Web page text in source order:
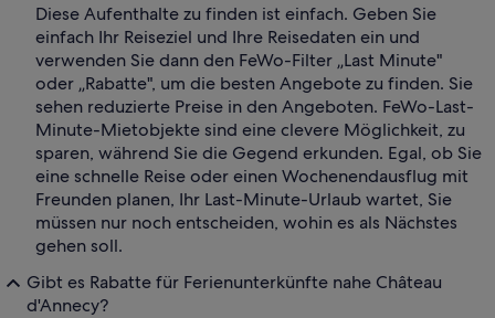
Diese Aufenthalte zu finden ist einfach. Geben Sie
einfach Ihr Reiseziel und Ihre Reisedaten ein und
verwenden Sie dann den FeWo-Filter „Last Minute"
oder „Rabatte", um die besten Angebote zu finden. Sie
sehen reduzierte Preise in den Angeboten. FeWo-Last-
Minute-Mietobjekte sind eine clevere Möglichkeit, zu
sparen, während Sie die Gegend erkunden. Egal, ob Sie
eine schnelle Reise oder einen Wochenendausflug mit
Freunden planen, Ihr Last-Minute-Urlaub wartet, Sie
müssen nur noch entscheiden, wohin es als Nächstes
gehen soll.
Gibt es Rabatte für Ferienunterkünfte nahe Château
d'Annecy?